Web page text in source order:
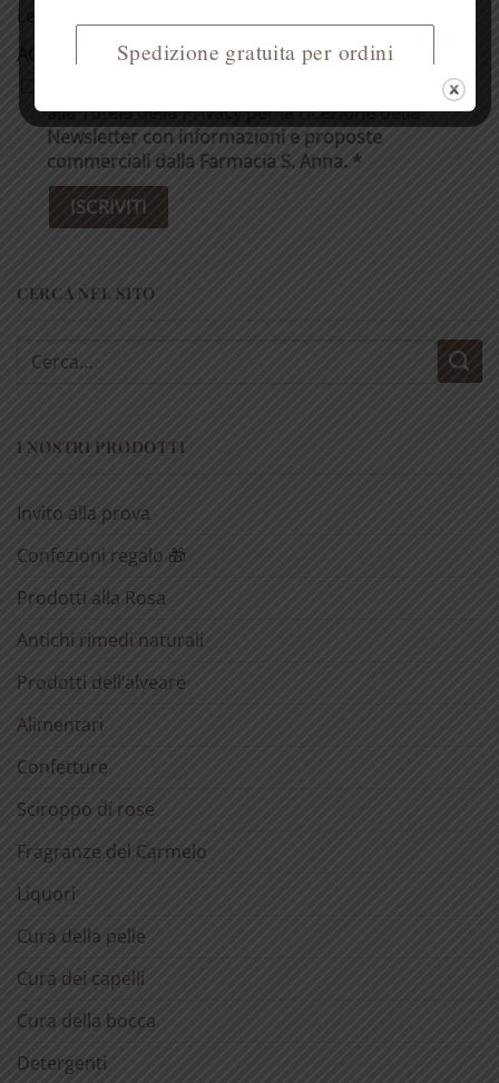
ACCETTAZIONE PRIVACY *
Do il consenso al trattamento dei miei dati in base
alla Tutela della Privacy per la ricezione della
Newsletter con informazioni e proposte
commerciali dalla Farmacia S. Anna. *
CERCA NEL SITO
Cerca:
I NOSTRI PRODOTTI
Invito alla prova
Confezioni regalo 🎁
Prodotti alla Rosa
Antichi rimedi naturali
Prodotti dell’alveare
Alimentari
Confetture
Sciroppo di rose
Fragranze del Carmelo
Liquori
Cura della pelle
Cura dei capelli
Cura della bocca
Detergenti
Spedizione gratuita per ordini